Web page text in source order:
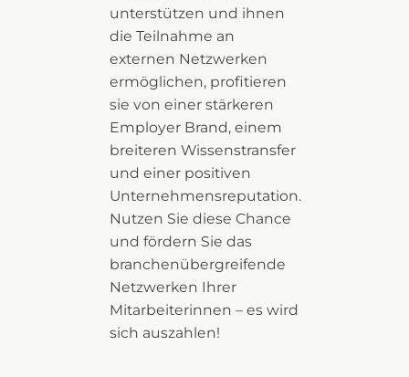
unterstützen und ihnen
die Teilnahme an
externen Netzwerken
ermöglichen, profitieren
sie von einer stärkeren
Employer Brand, einem
breiteren Wissenstransfer
und einer positiven
Unternehmensreputation.
Nutzen Sie diese Chance
und fördern Sie das
branchenübergreifende
Netzwerken Ihrer
Mitarbeiterinnen – es wird
sich auszahlen!